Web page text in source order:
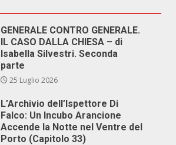
GENERALE CONTRO GENERALE.
IL CASO DALLA CHIESA – di
Isabella Silvestri. Seconda
parte
25 Luglio 2026
L’Archivio dell’Ispettore Di
Falco: Un Incubo Arancione
Accende la Notte nel Ventre del
Porto (Capitolo 33)